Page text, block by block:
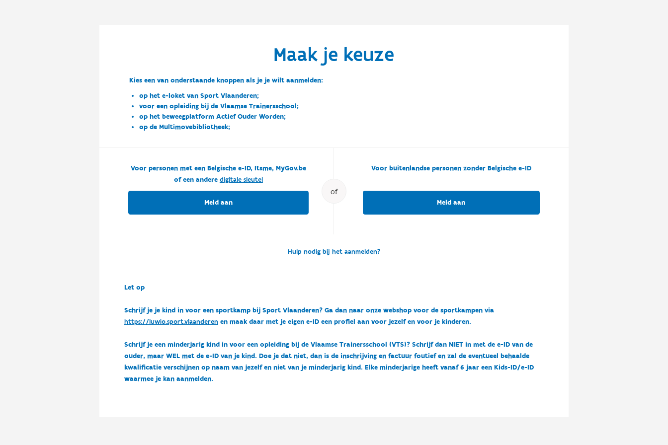
Maak je keuze
Kies een van onderstaande knoppen als je je wilt aanmelden:
op het e-loket van Sport Vlaanderen;
voor een opleiding bij de Vlaamse Trainersschool;
op het beweegplatform Actief Ouder Worden;
op de Multimovebibliotheek;
of
Voor personen met een Belgische e-ID, Itsme, MyGov.be
of een andere digitale sleutel
Meld aan
Voor buitenlandse personen zonder Belgische e-ID
Meld aan
Hulp nodig bij het aanmelden?
Let op
Schrijf je je kind in voor een sportkamp bij Sport Vlaanderen? Ga dan naar onze webshop voor de sportkampen via
https://luwio.sport.vlaanderenen maak daar met je eigen e-ID een profiel aan voor jezelf en voor je kinderen.
Schrijf je een minderjarig kind in voor een opleiding bij de Vlaamse Trainersschool (VTS)? Schrijf dan NIET in met de e-ID van de
ouder, maar WEL met de e-ID van je kind. Doe je dat niet, dan is de inschrijving en factuur foutief en zal de eventueel behaalde
kwalificatie verschijnen op naam van jezelf en niet van je minderjarig kind. Elke minderjarige heeft vanaf 6 jaar een Kids-ID/e-ID
waarmee je kan aanmelden.